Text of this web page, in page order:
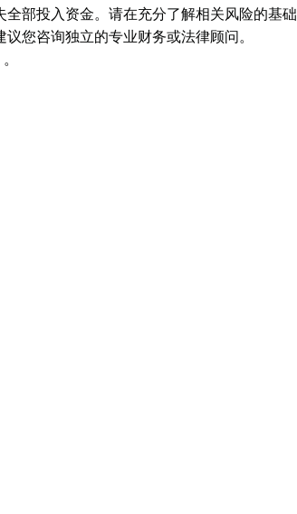
部投入资金。请在充分了解相关风险的基础
您咨询独立的专业财务或法律顾问。
。